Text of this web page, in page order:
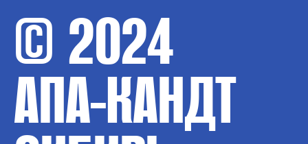
© 2024
АПА-КАНДТ